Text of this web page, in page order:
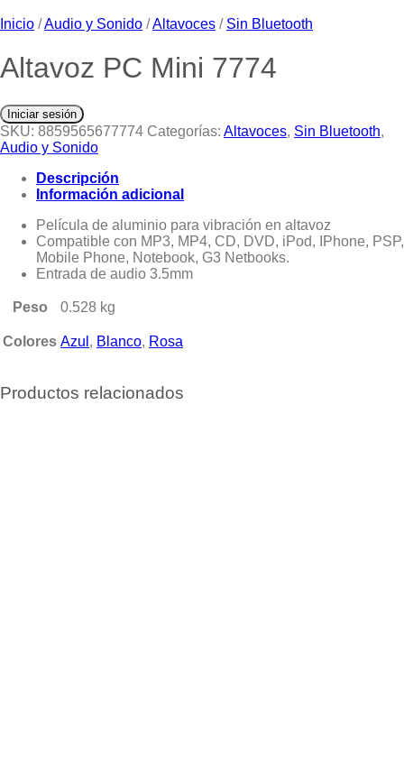
Inicio /Audio y Sonido /Altavoces / Sin Bluetooth
Altavoz PC Mini 7774
Iniciar sesión
SKU: 8859565677774 Categorías: Altavoces, Sin Bluetooth,
Audio y Sonido
Descripción
Información adicional
Película de aluminio para vibración en altavoz
Compatible con MP3, MP4, CD, DVD, iPod, IPhone, PSP,
Mobile Phone, Notebook, G3 Netbooks.
Entrada de audio 3.5mm
Peso 0.528 kg
Colores Azul , Blanco, Rosa
Productos relacionados